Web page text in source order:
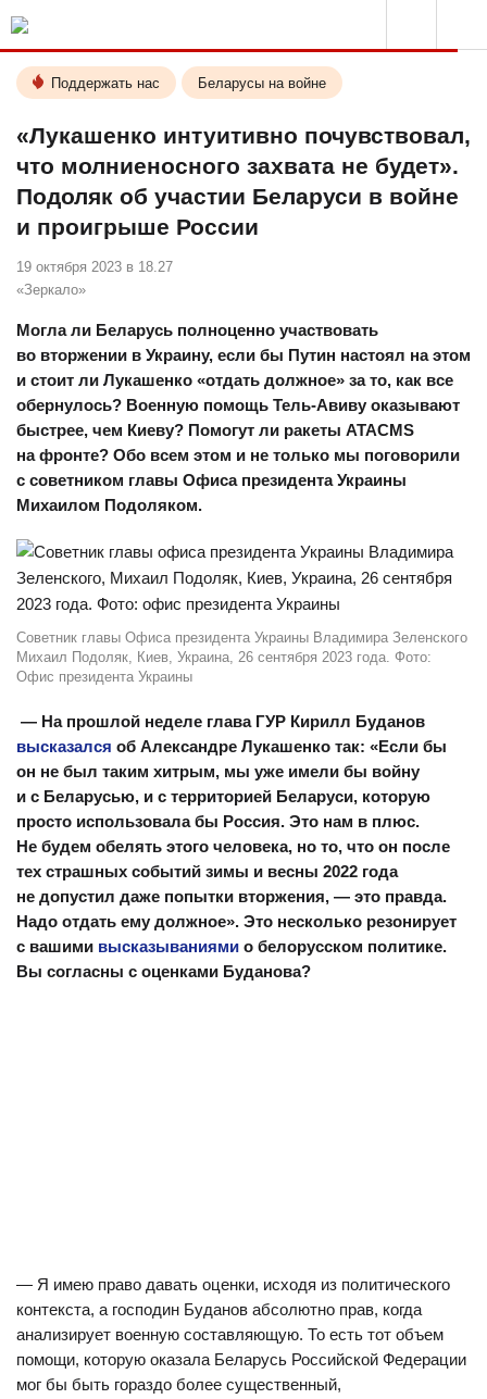
Поддержать нас Беларусы на войне
«Лукашенко интуитивно почувствовал,
что молниеносного захвата не будет».
Подоляк об участии Беларуси в войне
и проигрыше России
19 октября 2023 в 18.27
«Зеркало»
Могла ли Беларусь полноценно участвовать
во вторжении в Украину, если бы Путин настоял на этом
и стоит ли Лукашенко «отдать должное» за то, как все
обернулось? Военную помощь Тель-Авиву оказывают
быстрее, чем Киеву? Помогут ли ракеты ATACMS
на фронте? Обо всем этом и не только мы поговорили
с советником главы Офиса президента Украины
Михаилом Подоляком.
Советник главы Офиса президента Украины Владимира Зеленского
Михаил Подоляк, Киев, Украина, 26 сентября 2023 года. Фото:
Офис президента Украины
— На прошлой неделе глава ГУР Кирилл Буданов
высказался об Александре Лукашенко так: «Если бы
он не был таким хитрым, мы уже имели бы войну
и с Беларусью, и с территорией Беларуси, которую
просто использовала бы Россия. Это нам в плюс.
Не будем обелять этого человека, но то, что он после
тех страшных событий зимы и весны 2022 года
не допустил даже попытки вторжения, — это правда.
Надо отдать ему должное». Это несколько резонирует
с вашими высказываниями о белорусском политике.
Вы согласны с оценками Буданова?
— Я имею право давать оценки, исходя из политического
контекста, а господин Буданов абсолютно прав, когда
анализирует военную составляющую. То есть тот объем
помощи, которую оказала Беларусь Российской Федерации
мог бы быть гораздо более существенный,